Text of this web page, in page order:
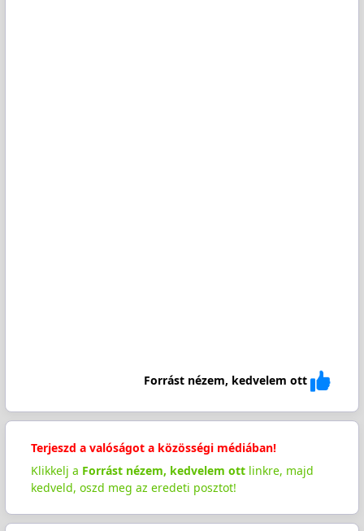
Forrást nézem, kedvelem ott
Terjeszd a valóságot a közösségi médiában!
Klikkelj a Forrást nézem, kedvelem ottlinkre, majd
kedveld, oszd meg az eredeti posztot!